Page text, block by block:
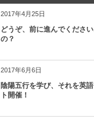
2017年4月25日
どうぞ、前に進んでくださ
の？
2017年6月6日
陰陽五行を学び、それを英
ト開催！